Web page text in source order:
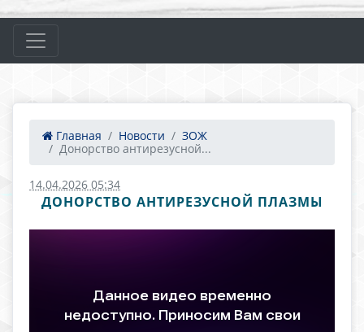
Главная Новости
ЗОЖ
Донорство антирезусной...
14.04.2026 05:34
ДОНОРСТВО АНТИРЕЗУСНОЙ ПЛАЗМЫ